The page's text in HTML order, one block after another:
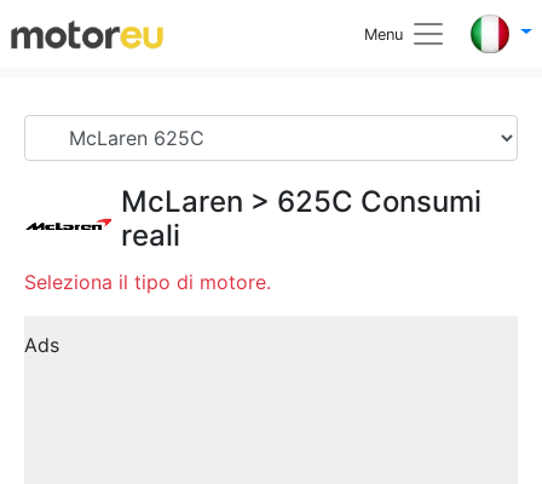
Menu
McLaren > 625C Consumi
reali
Seleziona il tipo di motore.
Ads